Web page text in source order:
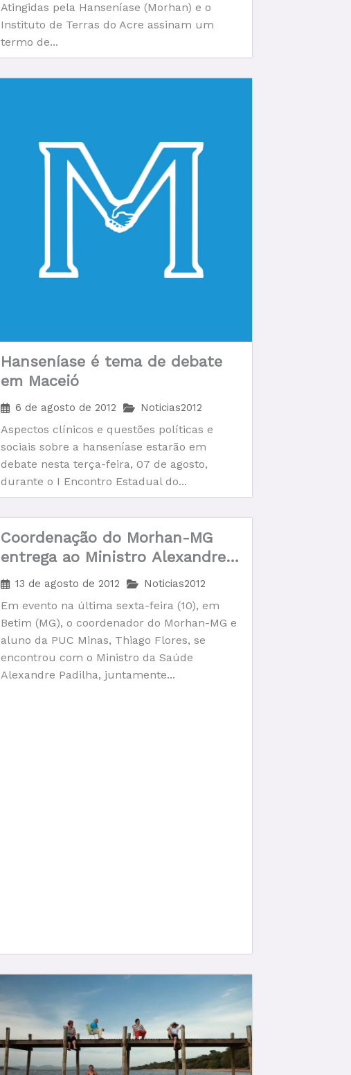
Atingidas pela Hanseníase (Morhan) e o
Instituto de Terras do Acre assinam um
termo de...
Hanseníase é tema de debate
em Maceió
6 de agosto de 2012 Noticias2012
Aspectos clínicos e questões políticas e
sociais sobre a hanseníase estarão em
debate nesta terça-feira, 07 de agosto,
durante o I Encontro Estadual do...
Coordenação do Morhan-MG
entrega ao Ministro Alexandre
Padilha projeto de pesquisa
hanseníase.
13 de agosto de 2012 Noticias2012
Em evento na última sexta-feira (10), em
Betim (MG), o coordenador do Morhan-MG e
aluno da PUC Minas, Thiago Flores, se
encontrou com o Ministro da Saúde
Alexandre Padilha, juntamente...